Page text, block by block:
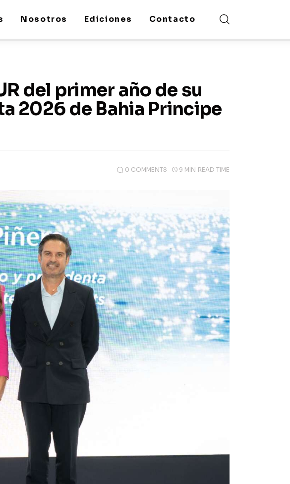
Nosotros Ediciones Contacto
del primer año de su
2026 de Bahia Principe
0 COMMENTS 9 MIN READ TIME